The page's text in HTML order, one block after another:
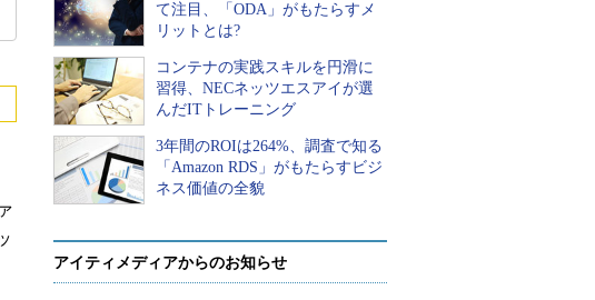
& Trust
て注目、「ODA」がもたらすメ
リットとは?
コンテナの実践スキルを円滑に
習得、NECネッツエスアイが選
んだITトレーニング
3年間のROIは264%、調査で知る
「Amazon RDS」がもたらすビジ
ネス価値の全貌
アイティメディアからのお知らせ